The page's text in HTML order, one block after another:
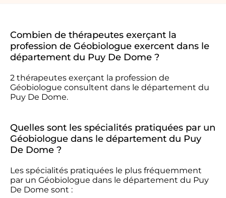
Combien de thérapeutes exerçant la
profession de Géobiologue exercent dans le
département du Puy De Dome ?
2 thérapeutes exerçant la profession de
Géobiologue consultent dans le département du
Puy De Dome.
Quelles sont les spécialités pratiquées par un
Géobiologue dans le département du Puy
De Dome ?
Les spécialités pratiquées le plus fréquemment
par un Géobiologue dans le département du Puy
De Dome sont :